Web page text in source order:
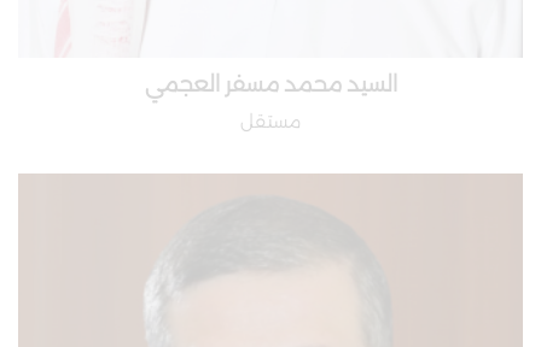
السيد محمد مسفر العجمي
مستقل